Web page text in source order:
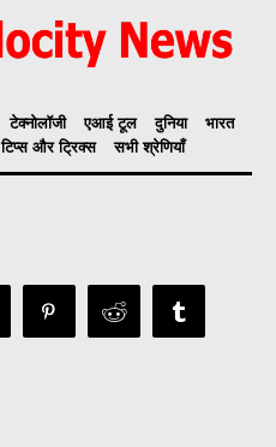
टेक्नोलॉजी एआई टूल दुनिया
भारत
टिप्स और ट्रिक्स सभी श्रेणियाँ